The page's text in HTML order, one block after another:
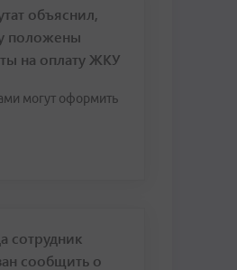
объяснил,
положены
на оплату ЖКУ
могут оформить
сотрудник
сообщить о